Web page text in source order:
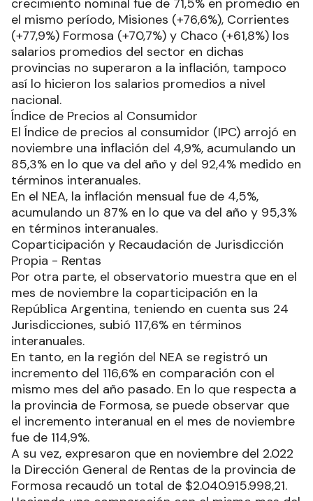
el mismo período, Misiones (+76,6%), Corrientes
(+77,9%) Formosa (+70,7%) y Chaco (+61,8%) los
salarios promedios del sector en dichas
provincias no superaron a la inflación, tampoco
así lo hicieron los salarios promedios a nivel
nacional.
Índice de Precios al Consumidor
El Índice de precios al consumidor (IPC) arrojó en
noviembre una inflación del 4,9%, acumulando un
85,3% en lo que va del año y del 92,4% medido en
términos interanuales.
En el NEA, la inflación mensual fue de 4,5%,
acumulando un 87% en lo que va del año y 95,3%
en términos interanuales.
Coparticipación y Recaudación de Jurisdicción
Propia - Rentas
Por otra parte, el observatorio muestra que en el
mes de noviembre la coparticipación en la
República Argentina, teniendo en cuenta sus 24
Jurisdicciones, subió 117,6% en términos
interanuales.
En tanto, en la región del NEA se registró un
incremento del 116,6% en comparación con el
mismo mes del año pasado. En lo que respecta a
la provincia de Formosa, se puede observar que
el incremento interanual en el mes de noviembre
fue de 114,9%.
A su vez, expresaron que en noviembre del 2.022
la Dirección General de Rentas de la provincia de
Formosa recaudó un total de $2.040.915.998,21.